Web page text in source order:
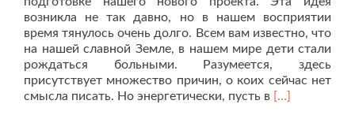
возникла не так давно, но в нашем восприятии
время тянулось очень долго. Всем вам известно, что
на нашей славной Земле, в нашем мире дети стали
рождаться больными. Разумеется, здесь
присутствует множество причин, о коих сейчас нет
смысла писать. Но энергетически, пусть в Читать
[…]